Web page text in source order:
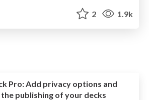
2 1.9k
Pro:Add privacy options and
the publishing of your decks